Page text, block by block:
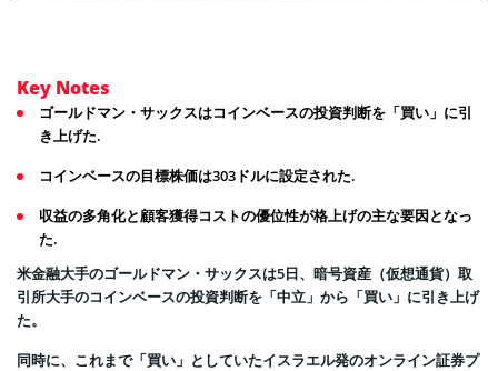
Key Notes
ゴールドマン・サックスはコインベースの投資判断を「買い」に引
き上げた.
コインベースの目標株価は303ドルに設定された.
収益の多角化と顧客獲得コストの優位性が格上げの主な要因となっ
た.
米金融大手のゴールドマン・サックスは5日、暗号資産（仮想通貨）取
引所大手のコインベースの投資判断を「中立」から「買い」に引き上げ
た。
同時に、これまで「買い」としていたイスラエル発のオンライン証券プ